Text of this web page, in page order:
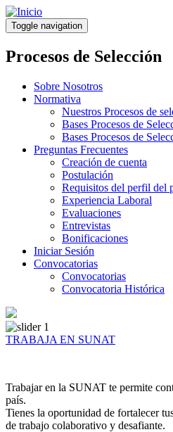
Pasar
al
contenido
principal
Toggle navigation
Procesos de Selección
Sobre Nosotros
Normativa
Nuestros Procesos de
Bases Procesos de
Bases Procesos de
Preguntas Frecuentes
Creación de cuenta
Postulación
Requisitos del perfil del
Experiencia Laboral
Evaluaciones
Entrevistas
Bonificaciones
Iniciar Sesión
Convocatorias
Convocatorias
Convocatoria Histórica
TRABAJA EN SUNAT
Trabajar en la SUNAT te permite
país.
Tienes la oportunidad de fortalecer
de trabajo colaborativo y desafiante.